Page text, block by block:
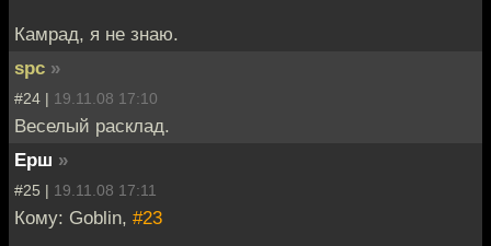
Камрад, я не знаю.
spc »
#24 | 19.11.08 17:10
Веселый расклад.
Ерш »
#25 | 19.11.08 17:11
Кому: Goblin, #23